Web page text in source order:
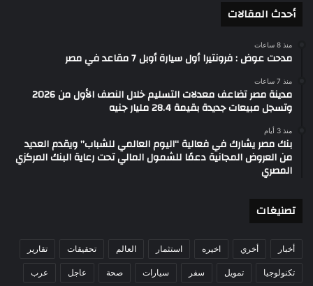
أحدث المقالات
منذ 8 ساعات
مدحت عوض : فرونتيرا أول سيارة أوبل 7 مقاعد في مصر
منذ 7 ساعات
مدينة مصر تضاعف معدلات التسليم خلال النصف الأول من 2026
وتسجل مبيعات جديدة بقيمة 28.4 مليار جنيه
منذ 3 أيام
بنك مصر يشارك في فعالية “اليوم العالمي للشباب” ويقدم العديد
من العروض المجانية دعمًا للشمول المالي تحت رعاية البنك المركزي
المصري
تصنيغات
أخبار أخري اخيره استثمار العالم تحقيقات تقارير
تكنولوجيا تمويل سفر سيارات صحة عاجل عرب